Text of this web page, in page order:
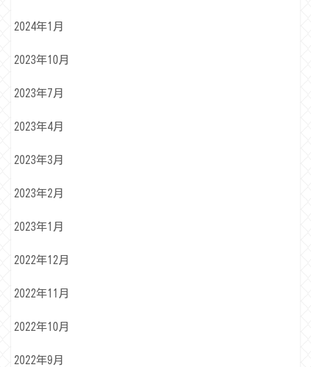
2024年1月
2023年10月
2023年7月
2023年4月
2023年3月
2023年2月
2023年1月
2022年12月
2022年11月
2022年10月
2022年9月